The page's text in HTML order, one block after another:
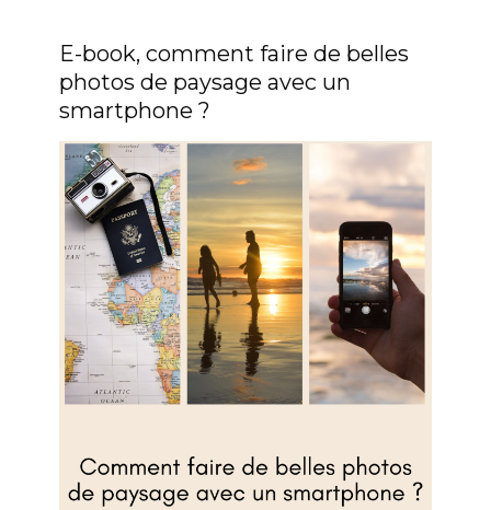
E-book, comment faire de belles
photos de paysage avec un
smartphone ?